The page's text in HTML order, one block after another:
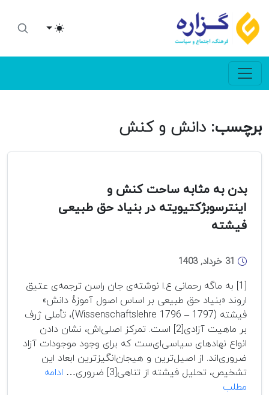
Toggle theme
برچسب: دانش و کنش
بدن به مثابه ساحت کنش و
اینترسوبژکتیویته در بنیاد حق طبیعی
فیشته
[1] به ماگه رحمانی ع.ا نوشته‌ی جان راسن ترجمه‌ی عتیق
اروند «بنیاد حق طبیعی بر اساس اصول آموزۀ دانش»
فیشته (Wissenschaftslehre 1796 – 1797)، تأملی ژرف
بر ماهیت آزادی[2] است. تمرکز اصلی‌اش، نشان دادن
انواع نهادهای سیاسی‌ای‌ست که برای وجود موجودات آزاد
ضروری‌اند. از اصیل‌ترین و هیجان‌انگیزترین ابعاد این
تشخیص، تحلیل فیشته از تناهی[3] ضروری…
ادامه
مطلب